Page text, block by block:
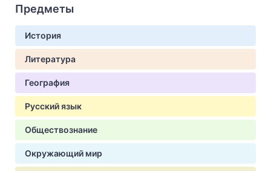
Предметы
История
Литература
География
Русский язык
Обществознание
Окружающий мир